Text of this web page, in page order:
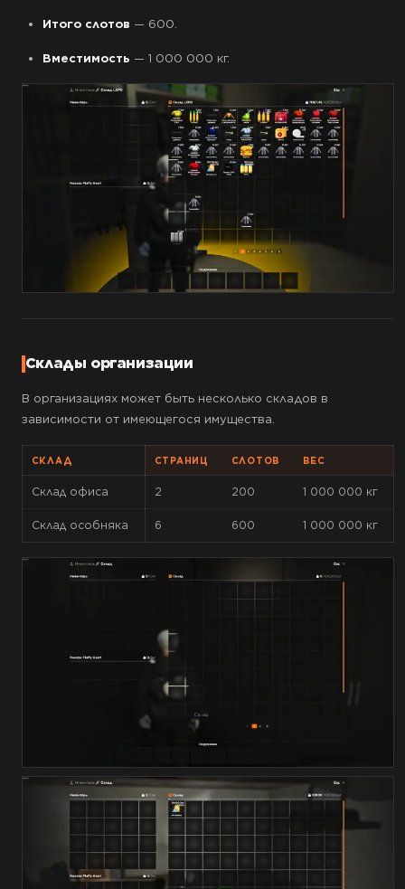
Итого слотов — 600.
Вместимость — 1 000 000 кг.
Склады организации
В организациях может быть несколько складов в
зависимости от имеющегося имущества.
СКЛАД СТРАНИЦ СЛОТОВ ВЕС
Склад офиса 2 200 1 000 000 кг
Склад особняка 6 600 1 000 000 кг